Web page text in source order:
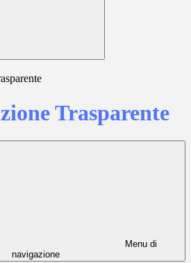
Trasparente
Menu di
navigazione